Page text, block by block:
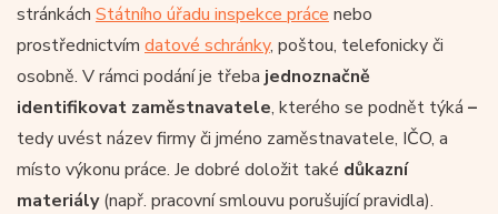
stránkách Státního úřadu inspekce práce nebo
prostřednictvím datové schránky, poštou, telefonicky či
osobně. V rámci podání je třeba jednoznačně
identifikovat zaměstnavatele, kterého se podnět týká –
tedy uvést název firmy či jméno zaměstnavatele, IČO, a
místo výkonu práce. Je dobré doložit také důkazní
materiály(např. pracovní smlouvu porušující pravidla).